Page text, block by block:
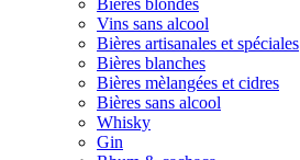
Bières blondes
Vins sans alcool
Bières artisanales et spéciales
Bières blanches
Bières mèlangées et cidres
Bières sans alcool
Whisky
Gin